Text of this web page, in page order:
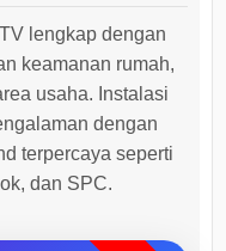
lengkap dengan
keamanan rumah,
usaha. Instalasi
dengan
terpercaya seperti
dan SPC.